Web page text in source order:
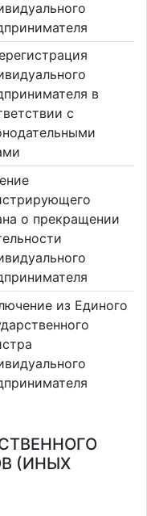
в
с
о прекращении
из Единого
(ИНЫХ